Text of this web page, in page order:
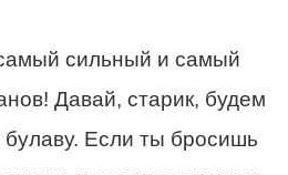
сильный и самый
Давай, старик, будем
булаву. Если ты бросишь